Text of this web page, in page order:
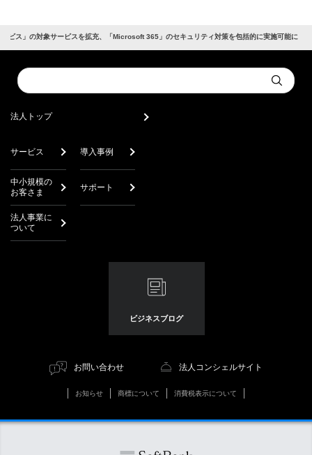
ビス」の対象サービスを拡充、「Microsoft 365」のセキュリティ対策を包括的に実施可能に
Conduct
a
Submit
法人トップ
サービス 導入事例
中小規模の
お客さま
サポート
法人事業に
ついて
ビジネスブログ
お問い合わせ 法人コンシェルサイト
お知らせ 商標について 消費税表示について